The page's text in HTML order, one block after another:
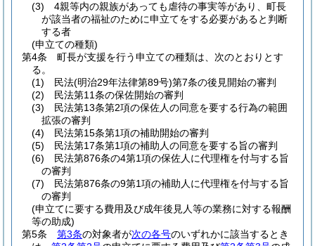
(3)
4親等内の親族があっても虐待の事実等があり、町長
が該当者の福祉のために申立てをする必要があると判断
する者
(申立ての種類)
第4条
町長が支援を行う申立ての種類は、次のとおりとす
る。
(1)
民法(明治29年法律第89号)第7条の後見開始の審判
(2)
民法第11条の保佐開始の審判
(3)
民法第13条第2項の保佐人の同意を要する行為の範囲
拡張の審判
(4)
民法第15条第1項の補助開始の審判
(5)
民法第17条第1項の補助人の同意を要する旨の審判
(6)
民法第876条の4第1項の保佐人に代理権を付与する旨
の審判
(7)
民法第876条の9第1項の補助人に代理権を付与する旨
の審判
(申立てに要する費用及び成年後見人等の業務に対する報酬
等の助成)
第5条
第3条の対象者が次の各号のいずれかに該当するとき